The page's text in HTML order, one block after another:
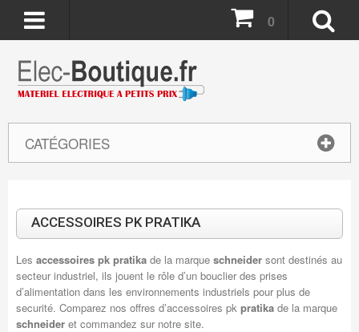
CATÉGORIES
0
ACCESSOIRES PK PRATIKA
Les accessoires pk pratikade la marque schneider sont destinés au
secteur industriel, ils jouent le rôle d’un bouclier des prises
d’alimentation dans les environnements industriels pour plus de
securité. Comparez nos offres d’accessoires pkpratikade la marque
schneideret commandez sur notre site.